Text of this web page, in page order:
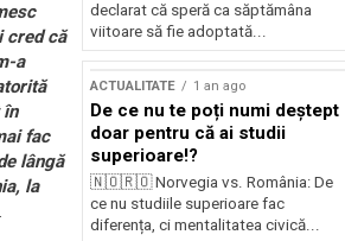
cred că
a
în
fac
lângă
la
declarat că speră ca săptămâna
viitoare să fie adoptată...
ACTUALITATE 1 an ago
De ce nu te poți numi deștept
doar pentru că ai studii
superioare!?
🇳🇴🇷🇴 Norvegia vs. România: De
ce nu studiile superioare fac
diferența, ci mentalitatea civică...